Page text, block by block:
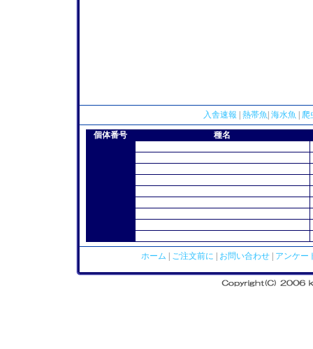
入舎速報 熱帯魚 海水魚 爬
個体番号 種名
ホーム ご注文前に お問い合わせ| アンケー